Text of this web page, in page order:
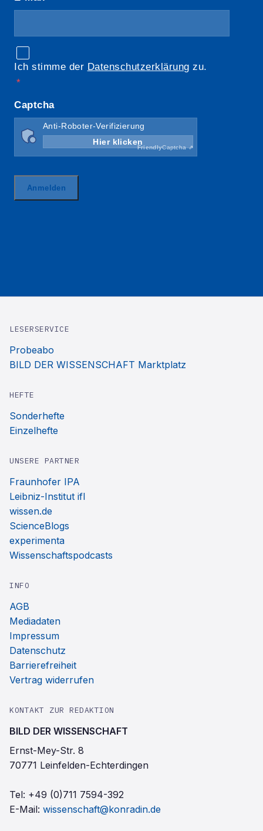
LESERSERVICE
Probeabo
BILD DER WISSENSCHAFT Marktplatz
HEFTE
Sonderhefte
Einzelhefte
UNSERE PARTNER
Fraunhofer IPA
Leibniz-Institut ifl
wissen.de
ScienceBlogs
experimenta
Wissenschaftspodcasts
INFO
AGB
Mediadaten
Impressum
Datenschutz
Barrierefreiheit
Vertrag widerrufen
KONTAKT ZUR REDAKTION
BILD DER WISSENSCHAFT
Ernst-Mey-Str. 8
70771 Leinfelden-Echterdingen
Tel: +49 (0)711 7594-392
E-Mail: wissenschaft@konradin.de